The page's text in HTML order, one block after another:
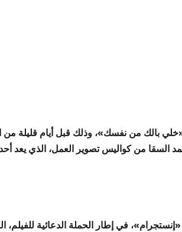
«خلي بالك من نفسك»، وذلك قبل أيام قليلة
من كواليس تصوير العمل، الذي يعد أحد
في إطار الحملة الدعائية للفيلم،